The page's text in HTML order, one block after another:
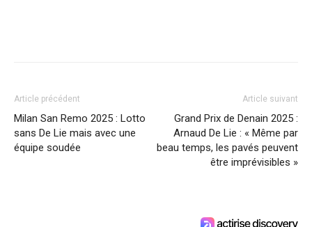
Article précédent
Milan San Remo 2025 : Lotto
sans De Lie mais avec une
équipe soudée
Article suivant
Grand Prix de Denain 2025 :
Arnaud De Lie : « Même par
beau temps, les pavés peuvent
être imprévisibles »